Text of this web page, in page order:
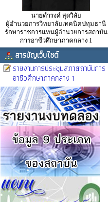
นายดำรงค์ สุดวิลัย
ผู้อำนวยการวิทยาลัยเทคนิคปทุมธานี
รักษาราชการแทนผู้อำนวยการสถาบัน
การอาชีวศึกษาภาคกลาง 1
สารบัญเว็บไซต์
รายงานการประชุมสภาสถาบันการ
อาชีวศึกษาภาคกลาง 1